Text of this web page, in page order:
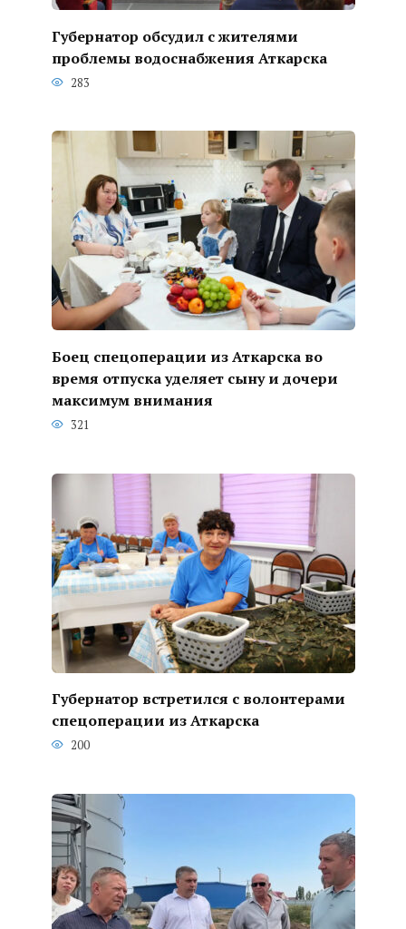
Губернатор обсудил с жителями
проблемы водоснабжения Аткарска
283
Боец спецоперации из Аткарска во
время отпуска уделяет сыну и дочери
максимум внимания
321
Губернатор встретился с волонтерами
спецоперации из Аткарска
200